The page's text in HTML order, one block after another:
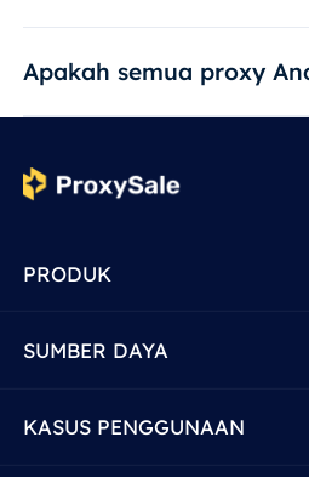
Apakah semua proxy
PRODUK
SUMBER DAYA
KASUS PENGGUNAAN